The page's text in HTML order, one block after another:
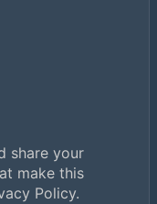
share your
make this
Policy.